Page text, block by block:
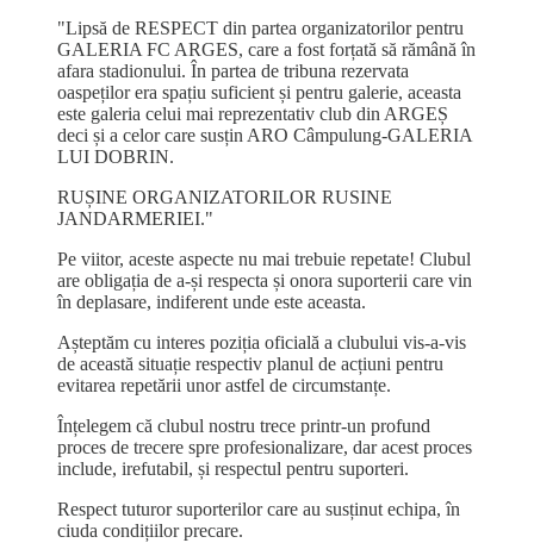
"Lipsă de RESPECT din partea organizatorilor pentru
GALERIA FC ARGES, care a fost forțată să rămână în
afara stadionului. În partea de tribuna rezervata
oaspeților era spațiu suficient și pentru galerie, aceasta
este galeria celui mai reprezentativ club din ARGEȘ
deci și a celor care susțin ARO Câmpulung-GALERIA
LUI DOBRIN.
RUȘINE ORGANIZATORILOR RUSINE
JANDARMERIEI."
Pe viitor, aceste aspecte nu mai trebuie repetate! Clubul
are obligația de a-și respecta și onora suporterii care vin
în deplasare, indiferent unde este aceasta.
Așteptăm cu interes poziția oficială a clubului vis-a-vis
de această situație respectiv planul de acțiuni pentru
evitarea repetării unor astfel de circumstanțe.
Înțelegem că clubul nostru trece printr-un profund
proces de trecere spre profesionalizare, dar acest proces
include, irefutabil, și respectul pentru suporteri.
Respect tuturor suporterilor care au susținut echipa, în
ciuda condițiilor precare.